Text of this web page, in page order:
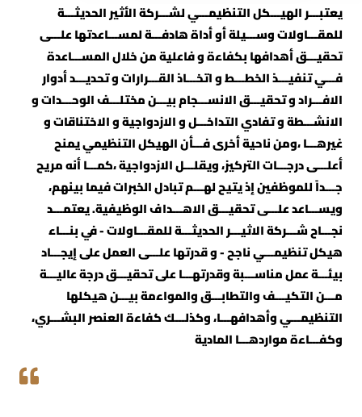
يعتبـــر الهيـــكل التنظيمـــي لشـــركة الأثير الحديثـــة
للمقـــاولات وســـيلة أو أداة هادفـــة لمســـاعدتها علـــى
تحقيـــق أهدافها بكفاءة و فاعلية من خلال المســـاعدة
فـــي تنفيـــذ الخطـــط و اتخـــاذ القـــرارات و تحديـــد أدوار
الافـــراد و تحقيـــق الانســـجام بيـــن مختلـــف الوحـــدات و
الانشـــطة و تفادي التداخـــل و الازدواجية و الاختناقات و
غيرهـــا ،ومن ناحية أخرى فـــأن الهيكل التنظيمي يمنح
أعلـــى درجـــات التركيز، ويقلـــل الازدواجية ،كمـــا أنه مريح
جـــداً للموظفين إذ يتيح لهـــم تبادل الخبرات فيما بينهم،
ويســـاعد علـــى تحقيـــق الاهـــداف الوظيفية. يعتمـــد
نجـــاح شـــركة الاثيـــر الحديثـــة للمقـــاولات - في بنـــاء
هيكل تنظيمـــي ناجح - و قدرتها علـــى العمل على إيجـــاد
بيئـــة عمل مناســـبة وقدرتهـــا على تحقيـــق درجة عاليـــة
مـــن التكيـــف والتطابـــق والمواءمة بيـــن هيكلها
التنظيمـــي وأهدافهـــا، وكذلـــك كفاءة العنصر البشـــري،
وكفـــاءة مواردهـــا المادية